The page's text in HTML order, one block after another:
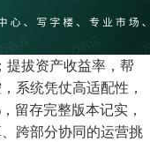
提拔资产收益率，帮
系统凭仗高适配性，
留存完整版本记实，
跨部分协同的运营挑